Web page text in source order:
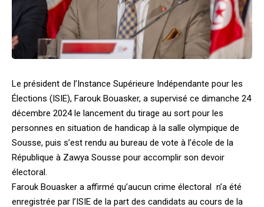
Le président de l’Instance Supérieure Indépendante pour les
Élections (ISIE), Farouk Bouasker, a supervisé ce dimanche 24
décembre 2024 le lancement du tirage au sort pour les
personnes en situation de handicap à la salle olympique de
Sousse, puis s’est rendu au bureau de vote à l’école de la
République à Zawya Sousse pour accomplir son devoir
électoral.
Farouk Bouasker a affirmé qu’aucun crime électoral n’a été
enregistrée par l’ISIE de la part des candidats au cours de la